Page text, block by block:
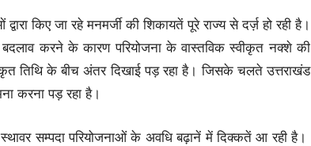
किए जा रहे मनमर्जी की शिकायतें पूरे राज्य से दर्ज़ हो रही है।
करने के कारण परियोजना के वास्तविक स्वीकृत नक्शे की
तिथि के बीच अंतर दिखाई पड़ रहा है। जिसके चलते उत्तराखंड
करना पड़ रहा है।
सम्पदा परियोजनाओं के अवधि बढ़ानें में दिक्कतें आ रही है।